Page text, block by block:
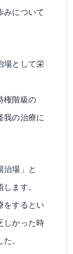
みについて
場として栄
権階級の
我の治療に
治場」と
ます。
をするとい
しかった時
。